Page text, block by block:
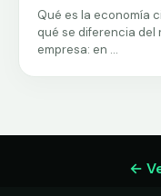
Qué es la economía
qué se diferencia del
empresa: en ...
←